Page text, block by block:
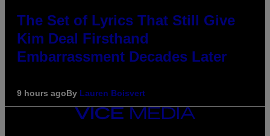
The Set of Lyrics That Still Give
Kim Deal Firsthand
Embarrassment Decades Later
9 hours agoBy Lauren Boisvert
VICE